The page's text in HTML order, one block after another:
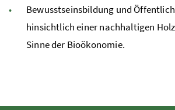
Bewusstseinsbildung und
hinsichtlich einer nachhaltigen
Sinne der Bioökonomie.